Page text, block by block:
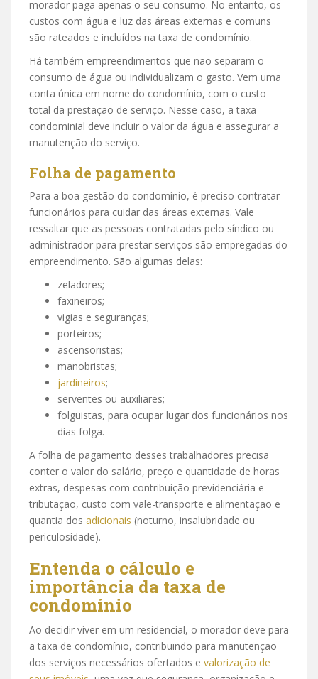
morador paga apenas o seu consumo. No entanto, os
custos com água e luz das áreas externas e comuns
são rateados e incluídos na taxa de condomínio.
Há também empreendimentos que não separam o
consumo de água ou individualizam o gasto. Vem uma
conta única em nome do condomínio, com o custo
total da prestação de serviço. Nesse caso, a taxa
condominial deve incluir o valor da água e assegurar a
manutenção do serviço.
Folha de pagamento
Para a boa gestão do condomínio, é preciso contratar
funcionários para cuidar das áreas externas. Vale
ressaltar que as pessoas contratadas pelo síndico ou
administrador para prestar serviços são empregadas do
empreendimento. São algumas delas:
zeladores;
faxineiros;
vigias e seguranças;
porteiros;
ascensoristas;
manobristas;
jardineiros;
serventes ou auxiliares;
folguistas, para ocupar lugar dos funcionários nos
dias folga.
A folha de pagamento desses trabalhadores precisa
conter o valor do salário, preço e quantidade de horas
extras, despesas com contribuição previdenciária e
tributação, custo com vale-transporte e alimentação e
quantia dos adicionais (noturno, insalubridade ou
periculosidade).
Entenda o cálculo e
importância da taxa de
condomínio
Ao decidir viver em um residencial, o morador deve para
a taxa de condomínio, contribuindo para manutenção
dos serviços necessários ofertados e valorização de